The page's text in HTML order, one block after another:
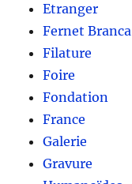
Etranger
Fernet Branca
Filature
Foire
Fondation
France
Galerie
Gravure